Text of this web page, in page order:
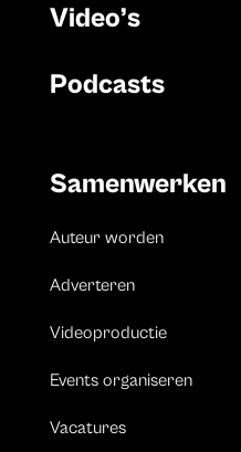
Video’s
Podcasts
Samenwerken
Auteur worden
Adverteren
Videoproductie
Events organiseren
Vacatures